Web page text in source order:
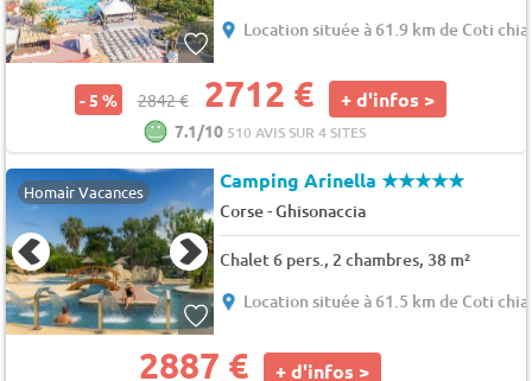
Location située à 61.9 km de Coti
- 5 % 2842 € 2712 € + d'infos >
7.1/10 510 AVIS SUR 4 SITES
Homair Vacances Camping Arinella★★★★★
Corse-Ghisonaccia
Chalet 6 pers., 2 chambres, 38 m²
Location située à 61.5 km de Coti
2887 € + d'infos >